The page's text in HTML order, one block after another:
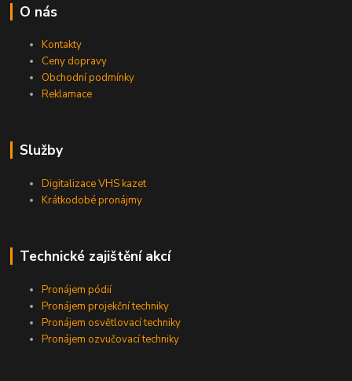
O nás
Kontakty
Ceny dopravy
Obchodní podmínky
Reklamace
Služby
Digitalizace VHS kazet
Krátkodobé pronájmy
Technické zajištění akcí
Pronájem pódií
Pronájem projekční techniky
Pronájem osvětlovací techniky
Pronájem ozvučovací techniky